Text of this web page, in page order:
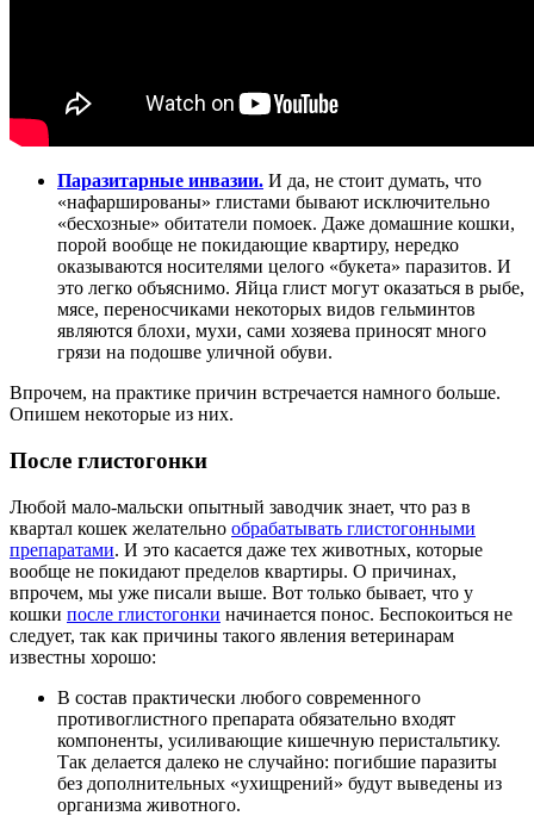
Паразитарные инвазии. И да, не стоит думать, что
«нафаршированы» глистами бывают исключительно
«бесхозные» обитатели помоек. Даже домашние кошки,
порой вообще не покидающие квартиру, нередко
оказываются носителями целого «букета» паразитов. И
это легко объяснимо. Яйца глист могут оказаться в рыбе,
мясе, переносчиками некоторых видов гельминтов
являются блохи, мухи, сами хозяева приносят много
грязи на подошве уличной обуви.
Впрочем, на практике причин встречается намного больше.
Опишем некоторые из них.
После глистогонки
Любой мало-мальски опытный заводчик знает, что раз в
квартал кошек желательно обрабатывать глистогонными
препаратами. И это касается даже тех животных, которые
вообще не покидают пределов квартиры. О причинах,
впрочем, мы уже писали выше. Вот только бывает, что у
кошки после глистогонки начинается понос. Беспокоиться не
следует, так как причины такого явления ветеринарам
известны хорошо:
В состав практически любого современного
противоглистного препарата обязательно входят
компоненты, усиливающие кишечную перистальтику.
Так делается далеко не случайно: погибшие паразиты
без дополнительных «ухищрений» будут выведены из
организма животного.